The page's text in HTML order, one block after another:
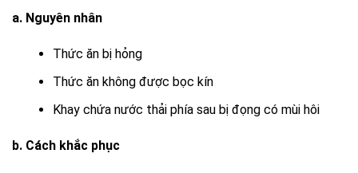
a. Nguyên nhân
Thức ăn bị hỏng
Thức ăn không được bọc kín
Khay chứa nước thải phía sau bị đọng có mùi hôi
b. Cách khắc phục